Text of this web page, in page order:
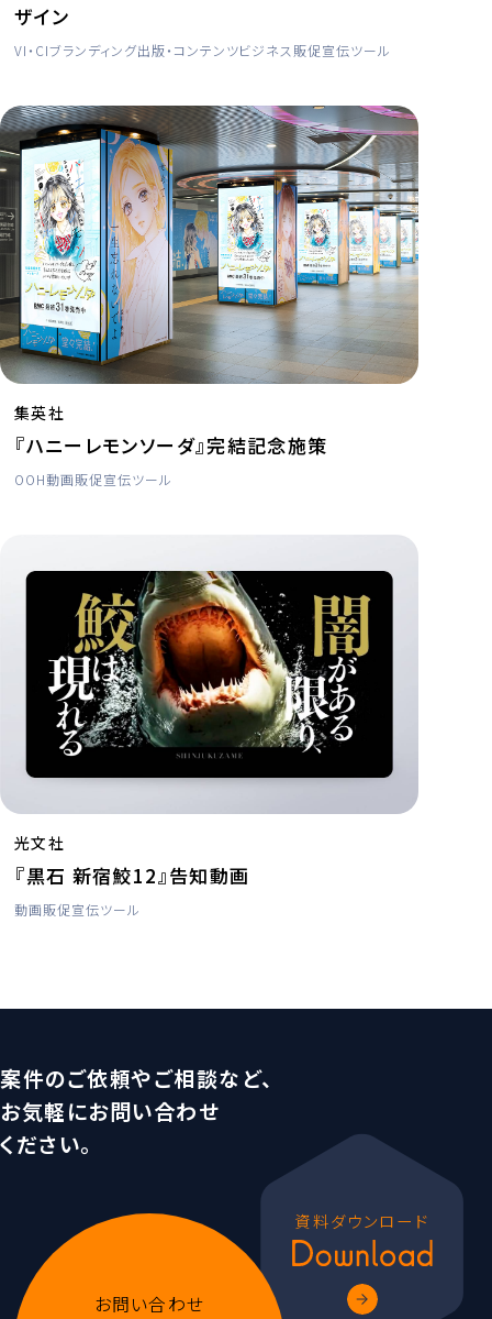
ザイン
VI・CIブランディング出版・コンテンツビジネス 販促宣伝ツール
集英社
『ハニーレモンソーダ』完結記念施策
OOH動画販促宣伝ツール
光文社
『黒石 新宿鮫12』告知動画
動画販促宣伝ツール
案件のご依頼やご相談など、
お気軽にお問い合わせ
ください。
お問い合わせ
資料ダウンロード